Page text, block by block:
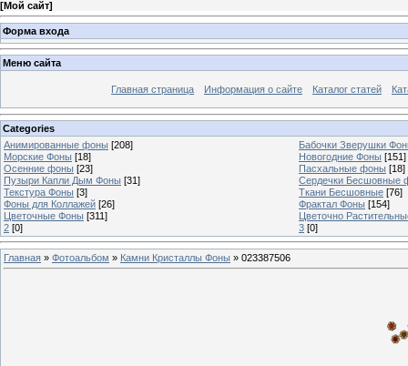
[Мой сайт]
Форма входа
Меню сайта
Главная страница Информация о сайте Каталог статей
Categories
Анимированные фоны [208]
Бабочки Зверушки
Морские Фоны [18] Новогодние Фоны [151]
Осенние фоны [23] Пасхальные фоны [18]
Пузыри Капли Дым Фоны [31]
Сердечки Бесшовные
Текстура Фоны [3] Ткани Бесшовные [76]
Фоны для Коллажей [26] Фрактал Фоны [154]
Цветочные Фоны [311]
Цветочно
2 [0] 3 [0]
Главная » Фотоальбом » Камни Кристаллы Фоны » 023387506